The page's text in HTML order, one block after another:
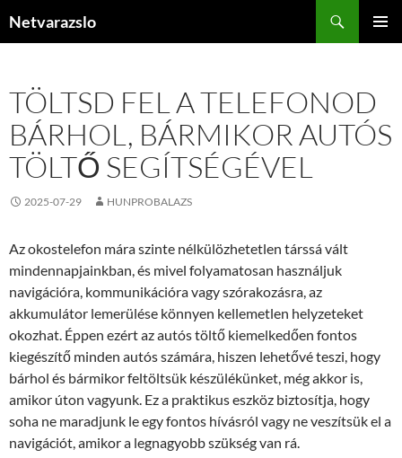
Netvarazslo
TÖLTSD FEL A TELEFONOD
BÁRHOL, BÁRMIKOR AUTÓS
TÖLTŐ SEGÍTSÉGÉVEL
2025-07-29 HUNPROBALAZS
Az okostelefon mára szinte nélkülözhetetlen társsá vált
mindennapjainkban, és mivel folyamatosan használjuk
navigációra, kommunikációra vagy szórakozásra, az
akkumulátor lemerülése könnyen kellemetlen helyzeteket
okozhat. Éppen ezért az autós töltő kiemelkedően fontos
kiegészítő minden autós számára, hiszen lehetővé teszi, hogy
bárhol és bármikor feltöltsük készülékünket, még akkor is,
amikor úton vagyunk. Ez a praktikus eszköz biztosítja, hogy
soha ne maradjunk le egy fontos hívásról vagy ne veszítsük el a
navigációt, amikor a legnagyobb szükség van rá.